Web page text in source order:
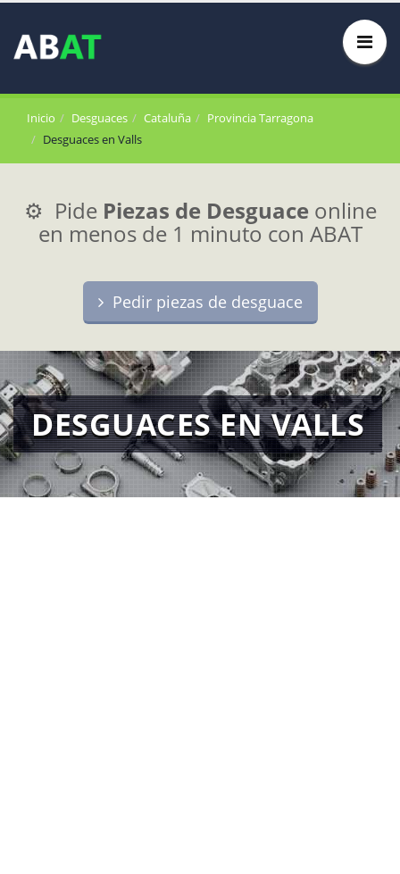
Inicio Desguaces Cataluña
Provincia Tarragona
Desguaces en Valls
⚙️ Pide Piezas de Desguace online
en menos de 1 minuto con ABAT
Pedir piezas de desguace
DESGUACES EN VALLS